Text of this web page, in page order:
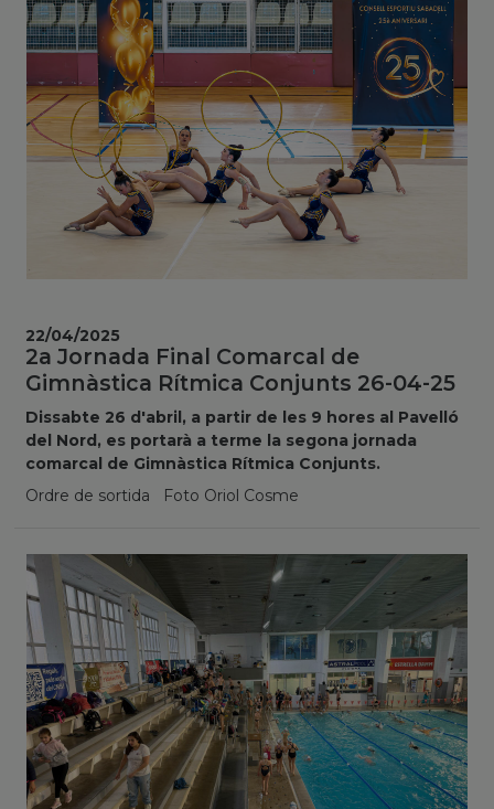
2a Jornada Final Comarcal de
Gimnàstica Rítmica Conjunts 26-04-25
Dissabte 26 d'abril, a partir de les 9 hores al Pavelló
del Nord, es portarà a terme la segona jornada
comarcal de Gimnàstica Rítmica Conjunts.
Ordre de sortida Foto Oriol Cosme
22/04/2025